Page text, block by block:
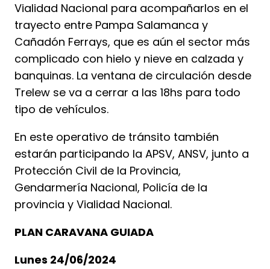
Vialidad Nacional para acompañarlos en el
trayecto entre Pampa Salamanca y
Cañadón Ferrays, que es aún el sector más
complicado con hielo y nieve en calzada y
banquinas. La ventana de circulación desde
Trelew se va a cerrar a las 18hs para todo
tipo de vehículos.
En este operativo de tránsito también
estarán participando la APSV, ANSV, junto a
Protección Civil de la Provincia,
Gendarmería Nacional, Policía de la
provincia y Vialidad Nacional.
PLAN CARAVANA GUIADA
Lunes 24/06/2024